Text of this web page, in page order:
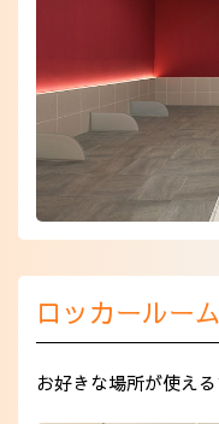
ロッカールーム
お好きな場所が使え